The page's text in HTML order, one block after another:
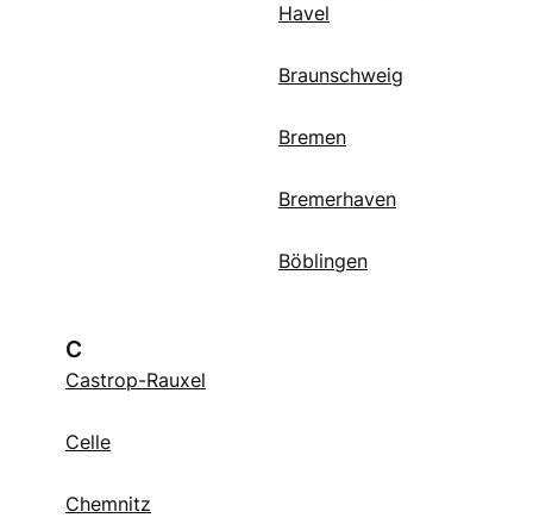
Havel
Braunschweig
Bremen
Bremerhaven
Böblingen
C
Castrop-Rauxel
Celle
Chemnitz